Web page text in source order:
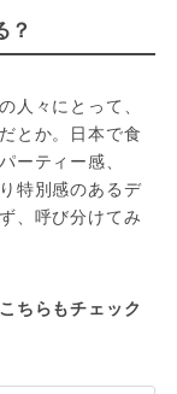
？
人々にとって、
とか。日本で食
ーティー感、
特別感のあるデ
、呼び分けてみ
ちらもチェック